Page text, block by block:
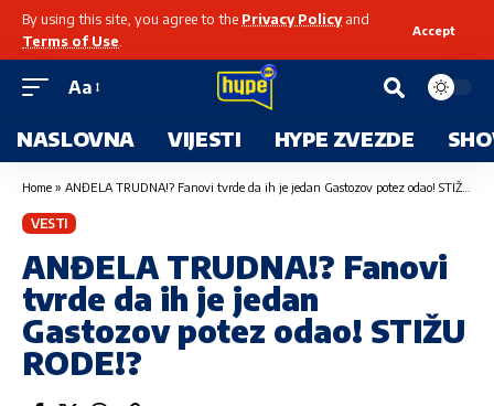
By using this site, you agree to the Privacy Policyand
Terms of Use
Accept
Aa
NASLOVNA VIJESTI HYPE ZVEZDE
Home » ANĐELA TRUDNA!? Fanovi tvrde da ih je jedan Gastozov potez odao! STIŽU RODE!?
VESTI
ANĐELA TRUDNA!? Fanovi
tvrde da ih je jedan
Gastozov potez odao! STIŽU
RODE!?